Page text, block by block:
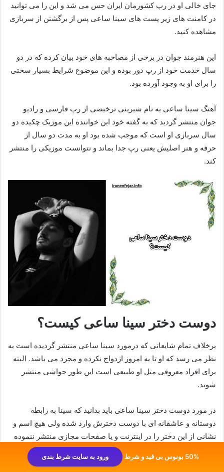
جای خالی او در رپ کشورمان ایران حس می شد و این را می توانید
در کامنت های زیر پست های سینا ساعی پس از برگشتن از سربازی
مشاهده کنید.
این هنرمند جوان در برخی از مصاحبه‌ های خود بیان کرده که در دو
سال خدمت خود از رپ دور بوده و این موضوع شرایط بسیار سختی
را برای او به وجود آورده بود.
آهنگ سینا ساعی به نام شیرینی ترخیصی از رپ فارسی و رادیو
جوان منتشر گردید که به گفته خود این خواننده این موزیک چکیده دو
سال سربازی او است که موجب شده بود او به مدت دو سال از
حرفه و هنر اصلیش یعنی رپ جدا بماند و نتوانست موزیکی را منتشر
کند.
دوست دختر سینا ساعی کیست؟
برخلاف تمام شایعاتی که درمورد سینا ساعی منتشر گردیده است به
نظر می رسد که او تا به امروز ازدواج نکرده و مجرد می باشد. البته
برای افراد معروفی مثل او طبیعی است این طور حواشی منتشر
شوند.
در مورد دوست دختر سینا ساعی باید بدانید که سینا به رابطه
دوستانه و عاشقانه‌ ای با دوست دخترش وارد شده ولی هیچ اسم و
نشانی از این دختر را در اینترنت و یا صفحات مجازی منتشر ننموده
است. در اصل می خواهد دوست دخترش را از هوادارانش پنهان نگه
دارد که خیلی ها این حرکتش را تا مقدار زیادی تحسین می کنند.
50% بونوس بی قید و شرط ورود به سایت شرط بندی